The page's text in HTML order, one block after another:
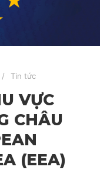
Tin tức
VỰC
CHÂU
(EEA)